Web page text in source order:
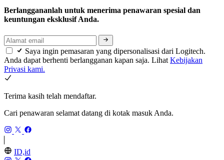
Berlanggananlah untuk menerima penawaran spesial dan
keuntungan eksklusif Anda.
Saya ingin pemasaran yang dipersonalisasi dari Logitech.
Anda dapat berhenti berlangganan kapan saja. Lihat Kebijakan
Privasi kami.
Terima kasih telah mendaftar.
Cari penawaran selamat datang di kotak masuk Anda.
ID,id